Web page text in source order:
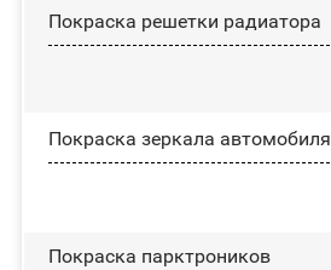
Покраска решетки радиатора
Покраска зеркала автомобиля
Покраска парктроников